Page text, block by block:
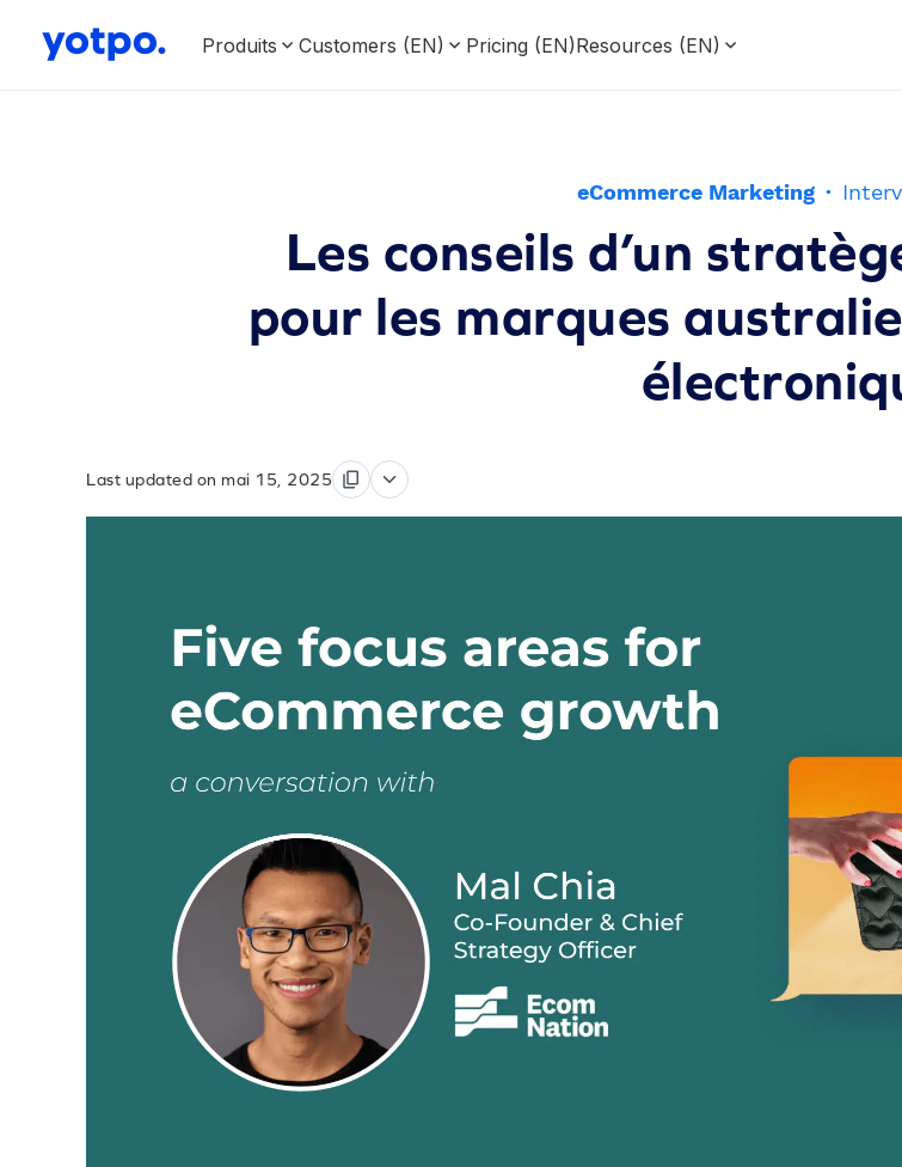
Produits Customers (EN) Pricing (EN)Resources (EN)
eCommerce Marketing ·
Les conseils d’un
pour les marques
Last updated on mai 15, 2025